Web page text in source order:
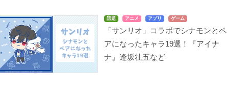
話題 アニメ アプリ ゲーム
「サンリオ」コラボでシナモンとペ
アになったキャラ19選！『アイナ
ナ』逢坂壮五など